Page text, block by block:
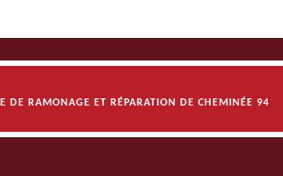
DE RAMONAGE ET RÉPARATION DE CHEMINÉE 94